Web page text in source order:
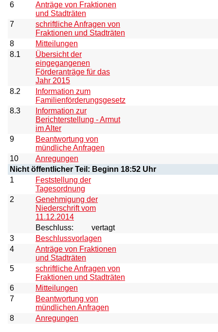
6
Anträge von Fraktionen
und Stadträten
7
schriftliche Anfragen von
Fraktionen und Stadträten
8
Mitteilungen
8.1
Übersicht der
eingegangenen
Förderanträge für das
Jahr 2015
8.2
Information zum
Familienförderungsgesetz
8.3
Information zur
Berichterstellung - Armut
im Alter
9
Beantwortung von
mündliche Anfragen
10
Anregungen
Nicht öffentlicher Teil: Beginn 18:52 Uhr
1
Feststellung der
Tagesordnung
2
Genehmigung der
Niederschrift vom
11.12.2014
Beschluss:
vertagt
3
Beschlussvorlagen
4
Anträge von Fraktionen
und Stadträten
5
schriftliche Anfragen von
Fraktionen und Stadträten
6
Mitteilungen
7
Beantwortung von
mündlichen Anfragen
8
Anregungen